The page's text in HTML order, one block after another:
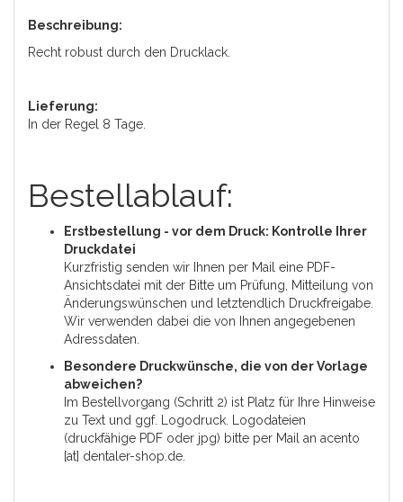
Beschreibung:
Recht robust durch den Drucklack.
Lieferung:
In der Regel 8 Tage.
Bestellablauf:
Erstbestellung - vor dem Druck: Kontrolle Ihrer
Druckdatei
Kurzfristig senden wir Ihnen per Mail eine PDF-
Ansichtsdatei mit der Bitte um Prüfung, Mitteilung von
Änderungswünschen und letztendlich Druckfreigabe.
Wir verwenden dabei die von Ihnen angegebenen
Adressdaten.
Besondere Druckwünsche, die von der Vorlage
abweichen?
Im Bestellvorgang (Schritt 2) ist Platz für Ihre Hinweise
zu Text und ggf. Logodruck. Logodateien
(druckfähige PDF oder jpg) bitte per Mail an acento
[at] dentaler-shop.de.